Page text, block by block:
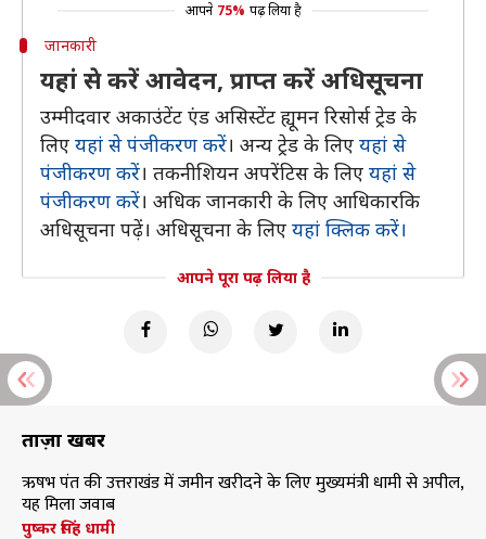
आपने 75% पढ़ लिया है
जानकारी
यहां से करें आवेदन, प्राप्त करें अधिसूचना
उम्मीदवार अकाउंटेंट एंड असिस्टेंट ह्यूमन रिसोर्स ट्रेड के
लिए यहां से पंजीकरण करें। अन्य ट्रेड के लिए यहां से
पंजीकरण करें। तकनीशियन अपरेंटिस के लिए यहां से
पंजीकरण करें। अधिक जानकारी के लिए आधिकारकि
अधिसूचना पढ़ें। अधिसूचना के लिए यहां क्लिक करें।
आपने पूरा पढ़ लिया है
ताज़ा खबरें
ऋषभ पंत की उत्तराखंड में जमीन खरीदने के लिए मुख्यमंत्री धामी से अपील,
यह मिला जवाब
पुष्कर सिंह धामी